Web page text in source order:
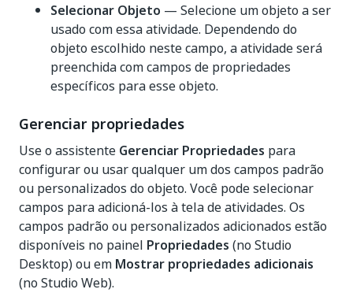
Selecionar Objeto — Selecione um objeto a ser
usado com essa atividade. Dependendo do
objeto escolhido neste campo, a atividade será
preenchida com campos de propriedades
específicos para esse objeto.
Gerenciar propriedades
Use o assistente Gerenciar Propriedades para
configurar ou usar qualquer um dos campos padrão
ou personalizados do objeto. Você pode selecionar
campos para adicioná-los à tela de atividades. Os
campos padrão ou personalizados adicionados estão
disponíveis no painel Propriedades (no Studio
Desktop) ou em Mostrar propriedades adicionais
(no Studio Web).